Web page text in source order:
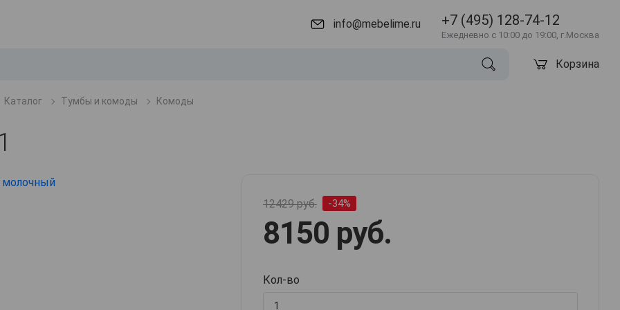
info@mebelime.ru +7 (495) 128-74-12
Ежедневно с 10:00 до 19:00, г.Москва
Корзина
Каталог Тумбы и комоды Комоды
12429 руб. -34%
8150 руб.
Кол-во